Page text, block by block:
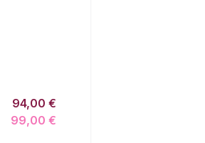
94,00 €
99,00 €